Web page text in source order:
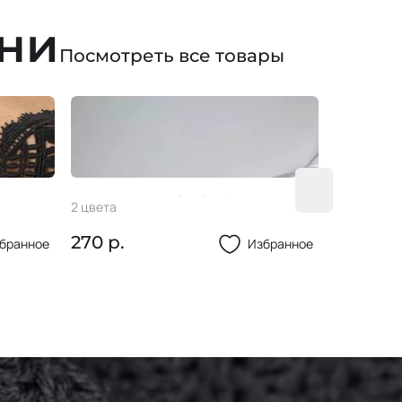
Посмотреть все товары
100% п/э
Кружево L187С 30 мм
2 цвета
270 р. Избранное